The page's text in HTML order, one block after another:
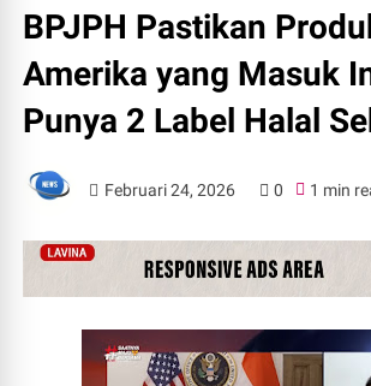
BPJPH Pastikan
Amerika yang Masuk
Punya 2 Label Halal
Februari 24, 2026 0 1 min